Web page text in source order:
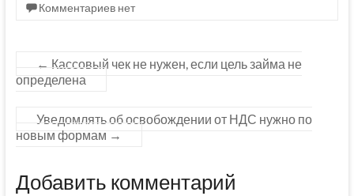
Комментариев нет
← Кассовый чек не нужен, если цель займа не
определена
Уведомлять об освобождении от НДС нужно по
новым формам →
Добавить комментарий